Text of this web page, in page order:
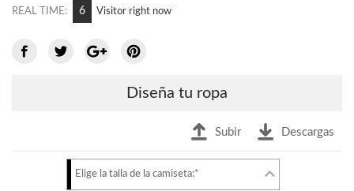
REAL TIME: 5 Visitor right now
Diseña tu ropa
Subir Descargas
Elige la talla de la camiseta:*